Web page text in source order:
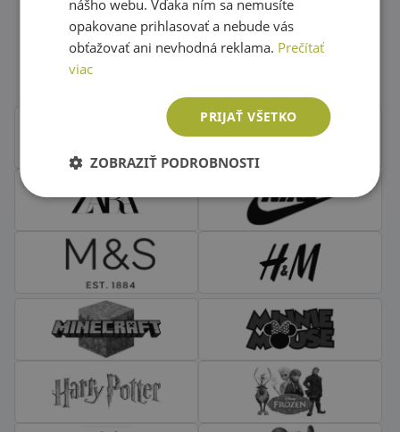
Obľúbené značky second hand
nášho webu. Vďaka ním sa nemusíte
opakovane prihlasovať a nebude vás
obťažovať ani nevhodná reklama. Prečítať
viac
PRIJAŤ VŠETKO
ZOBRAZIŤ PODROBNOSTI